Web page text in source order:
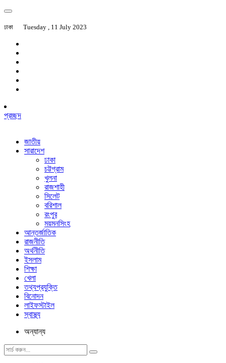
ঢাকা Tuesday , 11 July 2023
প্রচ্ছদ
জাতীয়
সারাদেশ
ঢাকা
চট্টগ্রাম
খুলনা
রাজশাহী
সিলেট
বরিশাল
রংপুর
ময়মনসিংহ
আন্তর্জাতিক
রাজনীতি
অর্থনীতি
ইসলাম
শিক্ষা
খেলা
তথ্যপ্রযুক্তি
বিনোদন
লাইফস্টাইল
স্বাস্থ্য
অন্যান্য